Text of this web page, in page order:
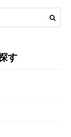
す